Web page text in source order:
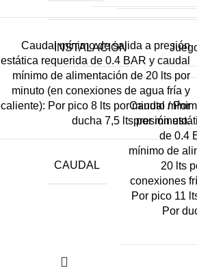
Caudal mínimo de salida a presión
estática requerida de 0.4 BAR y caudal
mínimo de alimentación de 20 lts por
minuto (en conexiones de agua fría y
caliente): Por pico 8 lts por minuto / Por
ducha 7,5 lts por minuto.
INSTALACIÓN
CAUDAL
Caudal
presión
de 0.4
mínimo de
20 lts
conexiones
Por pico 11
Por